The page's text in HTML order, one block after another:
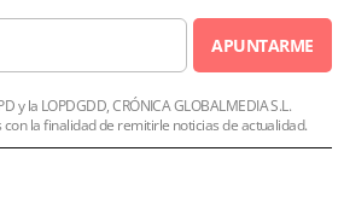
APUNTARME
y la LOPDGDD, CRÓNICA GLOBALMEDIA S.L.
la finalidad de remitirle noticias de actualidad.